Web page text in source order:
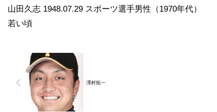
山田久志 1948.07.29 スポーツ選手男性（1970年代）
若い頃
澤村拓一